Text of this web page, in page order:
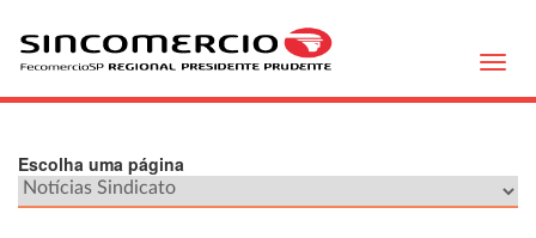
Escolha uma página